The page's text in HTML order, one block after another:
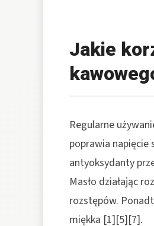
Jakie
Regularne
poprawia napięcie
antyoksydanty
Masło działając
rozstępów.
miękka [1][5][7].